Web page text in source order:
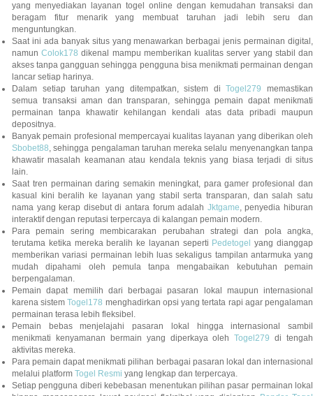
yang menyediakan layanan togel online dengan kemudahan transaksi dan
beragam fitur menarik yang membuat taruhan jadi lebih seru dan
menguntungkan.
Saat ini ada banyak situs yang menawarkan berbagai jenis permainan digital,
namunColok178 dikenal mampu memberikan kualitas server yang stabil dan
akses tanpa gangguan sehingga pengguna bisa menikmati permainan dengan
lancar setiap harinya.
Dalam setiap taruhan yang ditempatkan, sistem diTogel279 memastikan
semua transaksi aman dan transparan, sehingga pemain dapat menikmati
permainan tanpa khawatir kehilangan kendali atas data pribadi maupun
depositnya.
Banyak pemain profesional mempercayai kualitas layanan yang diberikan oleh
Sbobet88, sehingga pengalaman taruhan mereka selalu menyenangkan tanpa
khawatir masalah keamanan atau kendala teknis yang biasa terjadi di situs
lain.
Saat tren permainan daring semakin meningkat, para gamer profesional dan
kasual kini beralih ke layanan yang stabil serta transparan, dan salah satu
nama yang kerap disebut di antara forum adalah Jktgame, penyedia hiburan
interaktif dengan reputasi terpercaya di kalangan pemain modern.
Para pemain sering membicarakan perubahan strategi dan pola angka,
terutama ketika mereka beralih ke layanan seperti Pedetogel
yang dianggap
memberikan variasi permainan lebih luas sekaligus tampilan antarmuka yang
mudah dipahami oleh pemula tanpa mengabaikan kebutuhan pemain
berpengalaman.
Pemain dapat memilih dari berbagai pasaran lokal maupun internasional
karena sistemTogel178 menghadirkan opsi yang tertata rapi agar pengalaman
permainan terasa lebih fleksibel.
Pemain bebas menjelajahi pasaran lokal hingga internasional sambil
menikmati kenyamanan bermain yang diperkaya olehTogel279 di tengah
aktivitas mereka.
Para pemain dapat menikmati pilihan berbagai pasaran lokal dan internasional
melalui platform Togel Resmi yang lengkap dan terpercaya.
Setiap pengguna diberi kebebasan menentukan pilihan pasar permainan lokal